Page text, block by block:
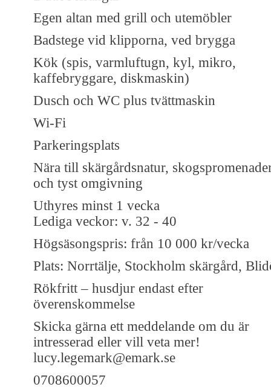
Egen altan med grill och utemöbler
Badstege vid klipporna, ved brygga
Kök (spis, varmluftugn, kyl, mikro,
kaffebryggare, diskmaskin)
Dusch och WC plus tvättmaskin
Wi-Fi
Parkeringsplats
Nära till skärgårdsnatur,
och tyst omgivning
Uthyres minst 1 vecka
Lediga veckor: v. 32 - 40
Högsäsongspris: från 10 000 kr/vecka
Plats: Norrtälje, Stockholm skärgård,
Rökfritt – husdjur endast efter
överenskommelse
Skicka gärna ett meddelande om du är
intresserad eller vill veta mer!
lucy.legemark@emark.se
0708600057